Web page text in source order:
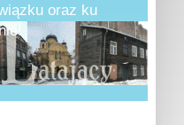
oraz ku